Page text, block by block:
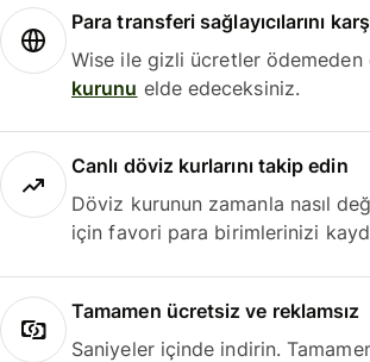
Para transferi sağlayıcılarını
Wise ile gizli ücretler ödemeden
kurunu elde edeceksiniz.
Canlı döviz kurlarını takip edin
Döviz kurunun zamanla nasıl
için favori para birimlerinizi
Tamamen ücretsiz ve reklamsız
Saniyeler içinde indirin.